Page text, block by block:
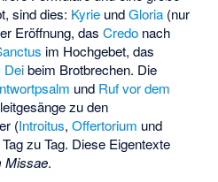
sind dies: Kyrie undGloria (nur
Eröffnung, dasCredo nach
im Hochgebet, das
Deibeim Brotbrechen. Die
und Ruf vor dem
zu den
(Introitus,Offertorium und
zu Tag. Diese Eigentexte
Missae.